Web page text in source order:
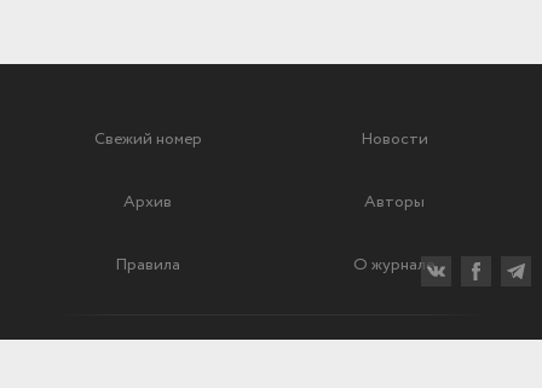
Свежий номер Новости
Архив Авторы
Правила О журнале